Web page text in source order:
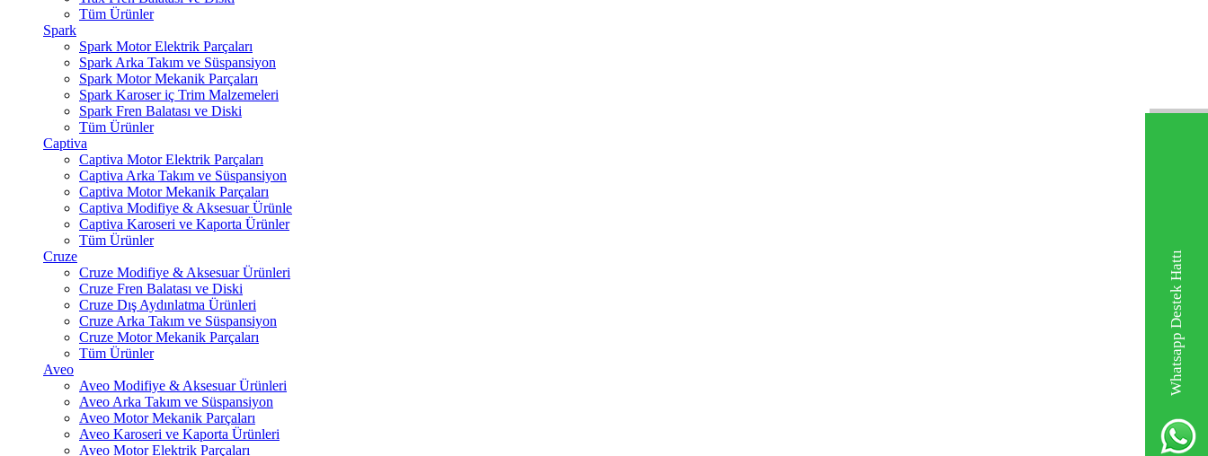
Whatsapp Destek Hattı
Tüm Ürünler
Spark
Spark Motor Elektrik Parçaları
Spark Arka Takım ve Süspansiyon
Spark Motor Mekanik Parçaları
Spark Karoser iç Trim Malzemeleri
Spark Fren Balatası ve Diski
Tüm Ürünler
Captiva
Captiva Motor Elektrik Parçaları
Captiva Arka Takım ve Süspansiyon
Captiva Motor Mekanik Parçaları
Captiva Modifiye & Aksesuar Ürünle
Captiva Karoseri ve Kaporta Ürünler
Tüm Ürünler
Cruze
Cruze Modifiye & Aksesuar Ürünleri
Cruze Fren Balatası ve Diski
Cruze Dış Aydınlatma Ürünleri
Cruze Arka Takım ve Süspansiyon
Cruze Motor Mekanik Parçaları
Tüm Ürünler
Aveo
Aveo Modifiye & Aksesuar Ürünleri
Aveo Arka Takım ve Süspansiyon
Aveo Motor Mekanik Parçaları
Aveo Karoseri ve Kaporta Ürünleri
Aveo Motor Elektrik Parçaları